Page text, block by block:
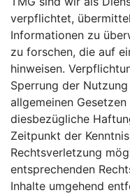
verpflichtet,
Informationen zu
zu forschen, die auf
hinweisen.
Sperrung der
allgemeinen
diesbezügliche
Zeitpunkt der
Rechtsverletzung
entsprechenden
Inhalte umgehend